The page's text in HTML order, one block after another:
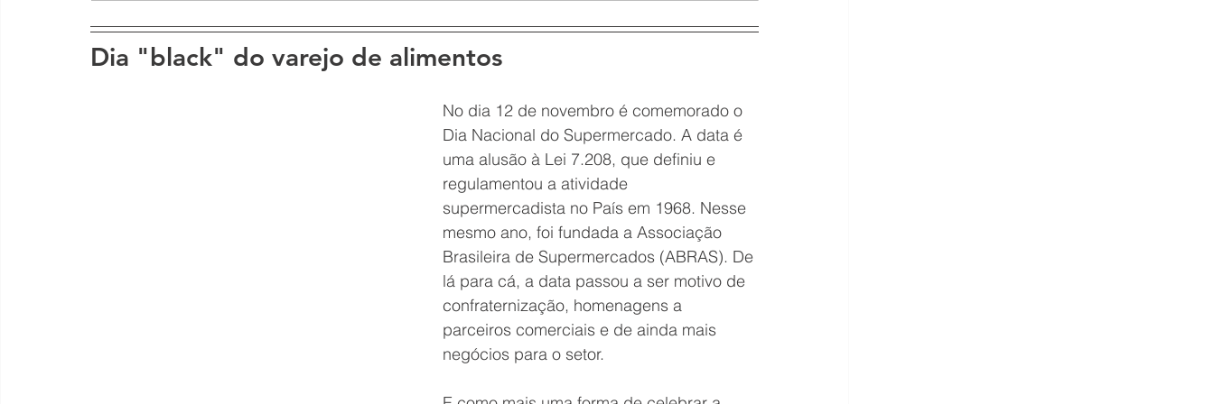
Dia "black" do varejo de alimentos
No dia 12 de novembro é comemorado o
Dia Nacional do Supermercado. A data é
uma alusão à Lei 7.208, que definiu e
regulamentou a atividade
supermercadista no País em 1968. Nesse
mesmo ano, foi fundada a Associação
Brasileira de Supermercados (ABRAS). De
lá para cá, a data passou a ser motivo de
confraternização, homenagens a
parceiros comerciais e de ainda mais
negócios para o setor.